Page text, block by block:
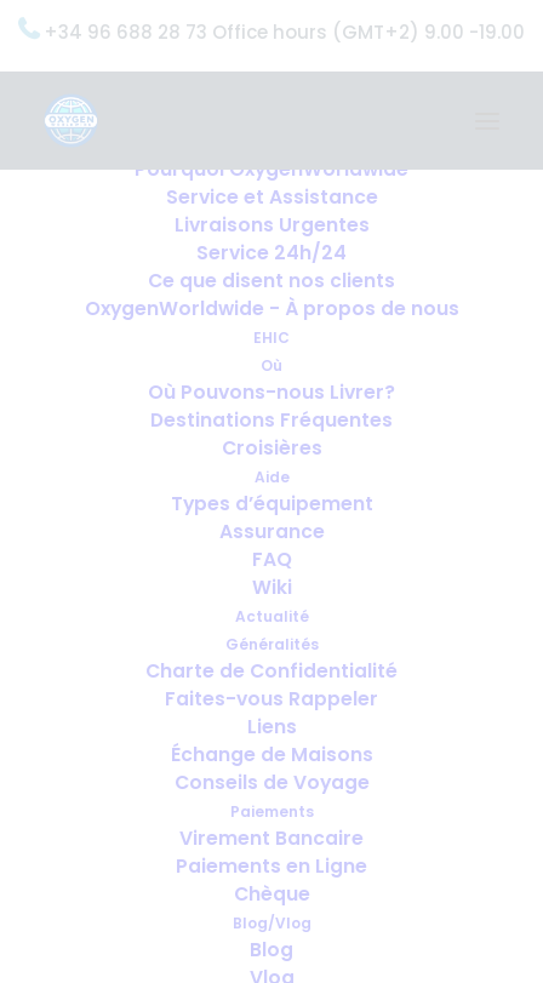
+34 96 688 28 73 Office hours (GMT+2) 9.00 -19.00
OxygenWorldwide (Ce que nous faisons)
Pourquoi OxygenWorldwide
Service et Assistance
Livraisons Urgentes
Service 24h/24
Ce que disent nos clients
OxygenWorldwide - À propos de nous
EHIC
Où
Où Pouvons-nous Livrer?
Destinations Fréquentes
Croisières
Aide
Types d’équipement
Assurance
FAQ
Wiki
Actualité
Généralités
Charte de Confidentialité
Faites-vous Rappeler
Liens
Échange de Maisons
Conseils de Voyage
Paiements
Virement Bancaire
Paiements en Ligne
Chèque
Blog/Vlog
Blog
Vlog
Combien de temps à l’avance faut-
il prévoir l’oxygène pour le voyage ?